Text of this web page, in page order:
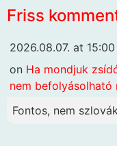
Friss
2026.08.07. at 15:00
on Ha mondjuk
nem befolyásolható
Fontos, nem